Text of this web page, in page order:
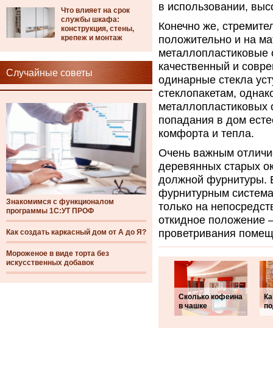
Что влияет на срок
службы шкафа:
конструкция, стены,
крепеж и монтаж
Случайные советы
Знакомимся с функционалом
программы 1С:УТ ПРОФ
Как создать каркасный дом от А до Я?
Мороженое в виде торта без
искусственных добавок
в использовании,
Конечно же,
положительно и на
качественный и
одинарные стекла
стеклопакетам,
металлопластиковых
попадания в дом
комфорта и тепла.
Очень важным
деревянных старых
должной фурнитуры.
фурнитурным
только на
откидное положение
проветривания
Сколько кофеина
в чашке